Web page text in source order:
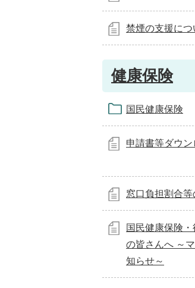
禁煙の支援につ
健康保険
国民健康保険
申請書等ダウン
窓口負担割合
国民健康保険
の皆さんへ ～
知らせ～